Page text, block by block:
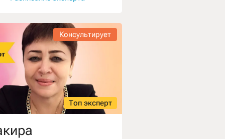
Консультирует
Топ эксперт